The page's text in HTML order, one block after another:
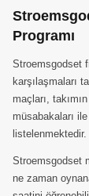
Programı
Stroemsgodset
karşılaşmaları
maçları,
müsabakaları
listelenmektedir.
Stroemsgodset
ne zaman